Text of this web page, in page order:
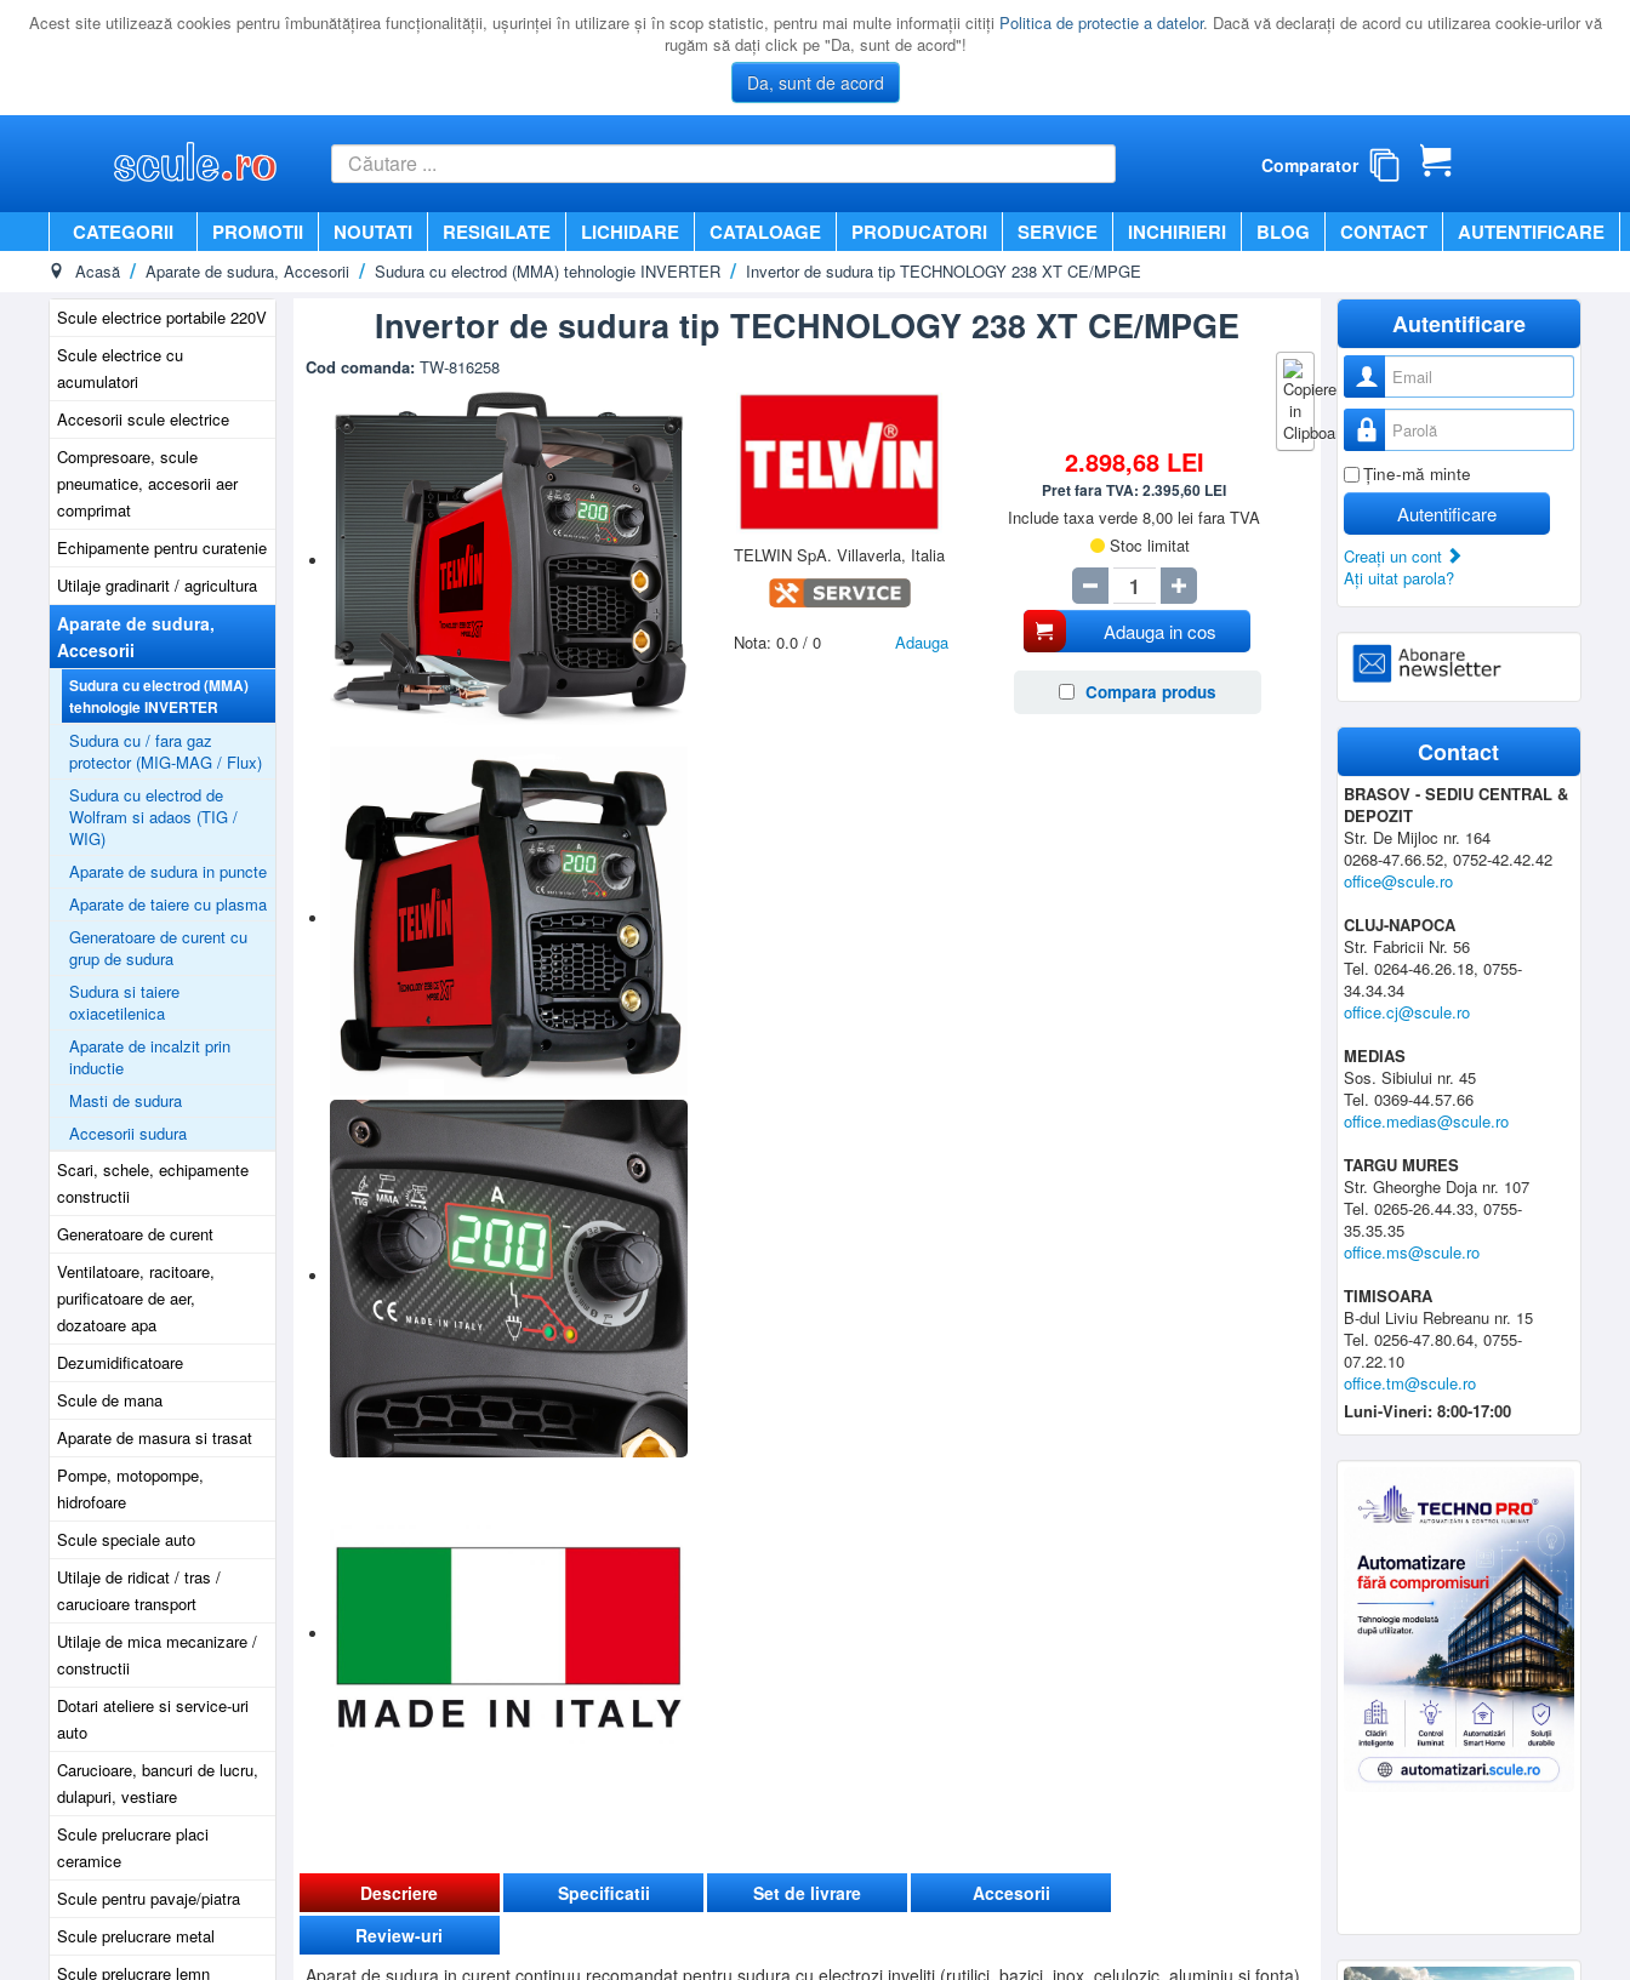
Acest site utilizează cookies pentru îmbunătăţirea funcţionalităţii, uşurinţei în utilizare şi în scop statistic, pentru mai multe informaţii citiţi Politica de protectie a datelor. Dacă vă declaraţi de acord cu utilizarea cookie-urilor vă
rugăm să daţi click pe "Da, sunt de acord"!
Da, sunt de acord
Comparator
CATEGORII PROMOTII NOUTATI RESIGILATE LICHIDARE CATALOAGE PRODUCATORI SERVICE INCHIRIERI BLOG CONTACT AUTENTIFICARE
Acasă Aparate de sudura, Accesorii Sudura cu electrod (MMA) tehnologie INVERTER
Invertor de sudura tip TECHNOLOGY 238 XT CE/MPGE
Scule electrice portabile 220V
Scule electrice cu
acumulatori
Accesorii scule electrice
Compresoare, scule
pneumatice, accesorii aer
comprimat
Echipamente pentru curatenie
Utilaje gradinarit / agricultura
Aparate de sudura,
Accesorii
Sudura cu electrod (MMA)
tehnologie INVERTER
Sudura cu / fara gaz
protector (MIG-MAG / Flux)
Sudura cu electrod de
Wolfram si adaos (TIG /
WIG)
Aparate de sudura in puncte
Aparate de taiere cu plasma
Generatoare de curent cu
grup de sudura
Sudura si taiere
oxiacetilenica
Aparate de incalzit prin
inductie
Masti de sudura
Accesorii sudura
Scari, schele, echipamente
constructii
Generatoare de curent
Ventilatoare, racitoare,
purificatoare de aer,
dozatoare apa
Dezumidificatoare
Scule de mana
Aparate de masura si trasat
Pompe, motopompe,
hidrofoare
Scule speciale auto
Utilaje de ridicat / tras /
carucioare transport
Utilaje de mica mecanizare /
constructii
Dotari ateliere si service-uri
auto
Carucioare, bancuri de lucru,
dulapuri, vestiare
Scule prelucrare placi
ceramice
Scule pentru pavaje/piatra
Scule prelucrare metal
Scule prelucrare lemn
Invertor de sudura tip TECHNOLOGY 238 XT CE/MPGE
Cod comanda: TW-816258
TELWIN SpA. Villaverla, Italia
Nota:0.0/ 0 Adauga
2.898,68 LEI
Pret fara TVA:2.395,60 LEI
Include taxa verde 8,00 lei fara TVA
Stoc limitat
Adauga in cos
Compara produs
Descriere
Aparat de sudura in curent continuu recomandat pentru sudura cu electrozi inveliti (rutilici, bazici, inox, celulozic, aluminiu si fonta)
Specificatii Set de livrare
Accesorii
Review-uri
Autentificare
Nume utilizator
Parolă
Ţine-mă minte
Autentificare
Creaţi un cont
Aţi uitat parola?
Contact
BRASOV - SEDIU CENTRAL &
DEPOZIT
Str. De Mijloc nr. 164
0268-47.66.52, 0752-42.42.42
office@scule.ro
CLUJ-NAPOCA
Str. Fabricii Nr. 56
Tel. 0264-46.26.18, 0755-
34.34.34
office.cj@scule.ro
MEDIAS
Sos. Sibiului nr. 45
Tel. 0369-44.57.66
office.medias@scule.ro
TARGU MURES
Str. Gheorghe Doja nr. 107
Tel. 0265-26.44.33, 0755-
35.35.35
office.ms@scule.ro
TIMISOARA
B-dul Liviu Rebreanu nr. 15
Tel. 0256-47.80.64, 0755-
07.22.10
office.tm@scule.ro
Luni-Vineri: 8:00-17:00